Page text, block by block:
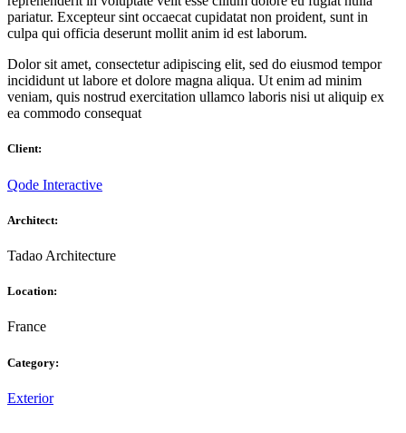
pariatur. Excepteur sint occaecat cupidatat non proident, sunt in
culpa qui officia deserunt mollit anim id est laborum.
Dolor sit amet, consectetur adipiscing elit, sed do eiusmod tempor
incididunt ut labore et dolore magna aliqua. Ut enim ad minim
veniam, quis nostrud exercitation ullamco laboris nisi ut aliquip ex
ea commodo consequat
Client:
Qode Interactive
Architect:
Tadao Architecture
Location:
France
Category:
Exterior